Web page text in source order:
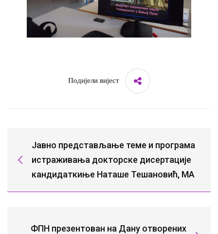
Подијели вијест
Јавно представљање теме и програма
истраживања докторске дисертације
кандидаткиње Наташе Тешановић, МА
ФПН презентован на Дану отворених